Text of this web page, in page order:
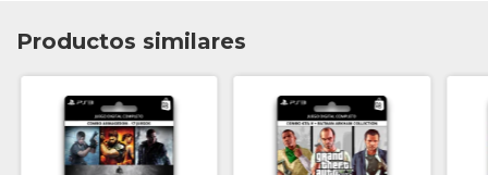
Productos similares